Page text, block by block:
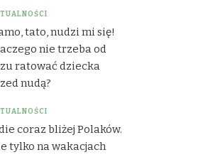
tato, nudzi mi się!
nie trzeba od
ratować dziecka
nudą?
coraz bliżej Polaków.
tylko na wakacjach